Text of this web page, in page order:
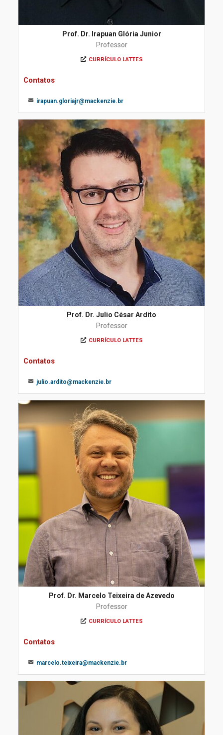
Prof. Dr. Irapuan Glória Junior
Professor
CURRÍCULO LATTES
Contatos
irapuan.gloriajr@mackenzie.br
Prof. Dr. Julio César Ardito
Professor
CURRÍCULO LATTES
Contatos
julio.ardito@mackenzie.br
Prof. Dr. Marcelo Teixeira de Azevedo
Professor
CURRÍCULO LATTES
Contatos
marcelo.teixeira@mackenzie.br